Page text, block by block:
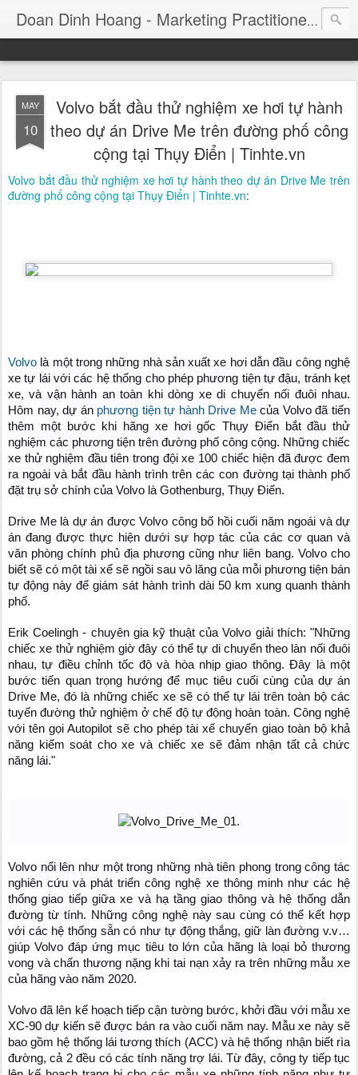
Doan Dinh Hoang - Marketing Practitioner
MAY
10
Volvo bắt đầu thử nghiệm xe hơi tự hành
theo dự án Drive Me trên đường phố công
cộng tại Thụy Điển | Tinhte.vn
Volvo bắt đầu thử nghiệm xe hơi tự hành theo dự án Drive Me trên
đường phố công cộng tại Thụy Điển | Tinhte.vn:
Volvo là một trong những nhà sản xuất xe hơi dẫn đầu công nghệ
xe tự lái với các hệ thống cho phép phương tiện tự đậu, tránh kẹt
xe, và vận hành an toàn khi dòng xe di chuyển nối đuôi nhau.
Hôm nay, dự án phương tiện tự hành Drive Mecủa Volvo đã tiến
thêm một bước khi hãng xe hơi gốc Thụy Điển bắt đầu thử
nghiệm các phương tiện trên đường phố công cộng. Những chiếc
xe thử nghiệm đầu tiên trong đội xe 100 chiếc hiện đã được đem
ra ngoài và bắt đầu hành trình trên các con đường tại thành phố
đặt trụ sở chính của Volvo là Gothenburg, Thụy Điển.
Drive Me là dự án được Volvo công bố hồi cuối năm ngoái và dự
án đang được thực hiện dưới sự hợp tác của các cơ quan và
văn phòng chính phủ địa phương cũng như liên bang. Volvo cho
biết sẽ có một tài xế sẽ ngồi sau vô lăng của mỗi phương tiện bán
tự động này để giám sát hành trình dài 50 km xung quanh thành
phố.
Erik Coelingh - chuyên gia kỹ thuật của Volvo giải thích: "Những
chiếc xe thử nghiệm giờ đây có thể tự di chuyển theo làn nối đuôi
nhau, tự điều chỉnh tốc độ và hòa nhịp giao thông. Đây là một
bước tiến quan trọng hướng để mục tiêu cuối cùng của dự án
Drive Me, đó là những chiếc xe sẽ có thể tự lái trên toàn bộ các
tuyến đường thử nghiệm ở chế độ tự động hoàn toàn. Công nghệ
với tên gọi Autopilot sẽ cho phép tài xế chuyển giao toàn bộ khả
năng kiểm soát cho xe và chiếc xe sẽ đảm nhận tất cả chức
năng lái."
Volvo nổi lên như một trong những nhà tiên phong trong công tác
nghiên cứu và phát triển công nghệ xe thông minh như các hệ
thống giao tiếp giữa xe và hạ tầng giao thông và hệ thống dẫn
đường từ tính. Những công nghệ này sau cùng có thể kết hợp
với các hệ thống sẵn có như tự động thắng, giữ làn đường v.v…
giúp Volvo đáp ứng mục tiêu to lớn của hãng là loại bỏ thương
vong và chấn thương nặng khi tai nạn xảy ra trên những mẫu xe
của hãng vào năm 2020.
Volvo đã lên kế hoạch tiếp cận tường bước, khởi đầu với mẫu xe
XC-90 dự kiến sẽ được bán ra vào cuối năm nay. Mẫu xe này sẽ
bao gồm hệ thống lái tương thích (ACC) và hệ thống nhận biết rìa
đường, cả 2 đều có các tính năng trợ lái. Từ đây, công ty tiếp tục